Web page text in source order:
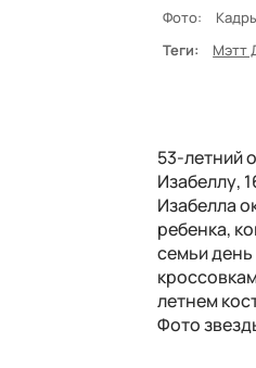
Фото:
Теги:
Мэтт
53-летний
Изабеллу,
Изабелла
ребенка,
семьи
летнем
Фото